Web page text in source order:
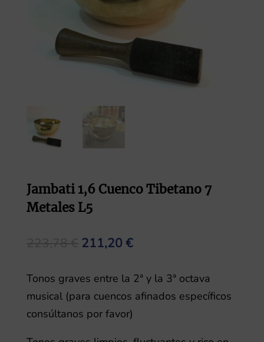
Jambati 1,6 Cuenco Tibetano 7
Metales L5
El
original
era:
223,78 €.
211,20 €El
actual
es:
Tonos graves entre la 2ª y la 3ª octava
musical (para cuencos afinados específicos
consúltanos por favor)